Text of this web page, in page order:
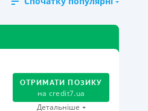
ОТРИМАТИ ПОЗИКУ
на credit7.ua
Детальніше